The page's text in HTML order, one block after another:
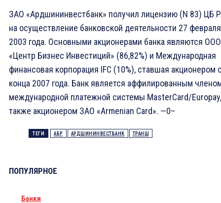
ЗАО «Ардшининвестбанк» получил лицензию (N 83) ЦБ
на осуществление банковской деятельности 27 февраля
2003 года. Основными акционерами банка являются ООО
«Центр Бизнес Инвестиций» (86,82%) и Международная
финансовая корпорация IFC (10%), ставшая акционером
конца 2007 года. Банк является аффилированным
международной платежной системы MasterCard/
также акционером ЗАО «Armenian Card». —0–
ТЕГИ АБР АРДШИНИНВЕСТБАНК ТРАНШ
ПОПУЛЯРНОЕ
Банки